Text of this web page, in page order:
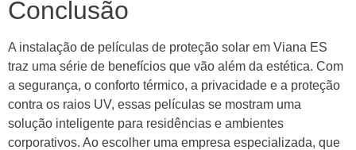
Conclusão
A instalação de películas de proteção solar em Viana ES
traz uma série de benefícios que vão além da estética. Com
a segurança, o conforto térmico, a privacidade e a proteção
contra os raios UV, essas películas se mostram uma
solução inteligente para residências e ambientes
corporativos. Ao escolher uma empresa especializada, que